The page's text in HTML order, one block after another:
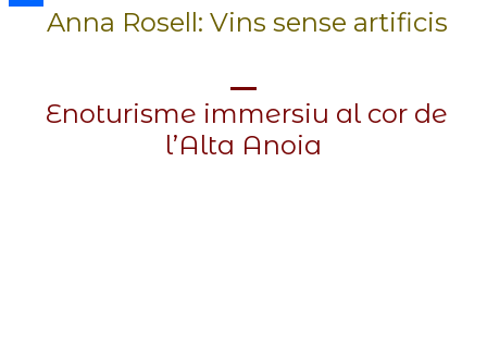
Comparteix
Anna Rosell: Vins sense artificis
Enoturisme immersiu al cor de
l’Alta Anoia